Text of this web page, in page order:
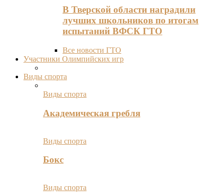
В Тверской области наградили
лучших школьников по итогам
испытаний ВФСК ГТО
Все новости ГТО
Участники Олимпийских игр
Виды спорта
Виды спорта
Академическая гребля
Виды спорта
Бокс
Виды спорта